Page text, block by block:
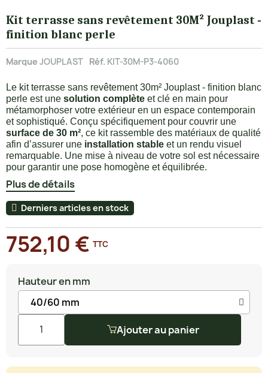
Kit terrasse sans revêtement 30M² Jouplast -
finition blanc perle
Marque JOUPLAST Réf. KIT-30M-P3-4060
Le kit terrasse sans revêtement 30m² Jouplast - finition blanc
perle est une solution complète et clé en main pour
métamorphoser votre extérieur en un espace contemporain
et sophistiqué. Conçu spécifiquement pour couvrir une
surface de 30 m², ce kit rassemble des matériaux de qualité
afin d’assurer une installation stable et un rendu visuel
remarquable. Une mise à niveau de votre sol est nécessaire
pour garantir une pose homogène et équilibrée.
Plus de détails
Derniers articles en stock
752,10 € TTC
Hauteur en mm
Ajouter au panier